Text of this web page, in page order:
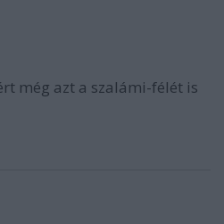
még azt a szalámi-félét is